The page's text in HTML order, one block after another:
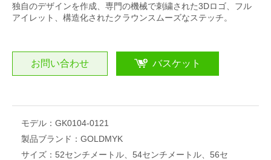
独自のデザインを作成、専門の機械で刺繍された3Dロゴ、フル
アイレット、構造化されたクラウンスムーズなステッチ。
お問い合わせ バスケット
モデル： GK0104-0121
製品ブランド： GOLDMYK
サイズ： 52センチメートル、54センチメートル、56セ